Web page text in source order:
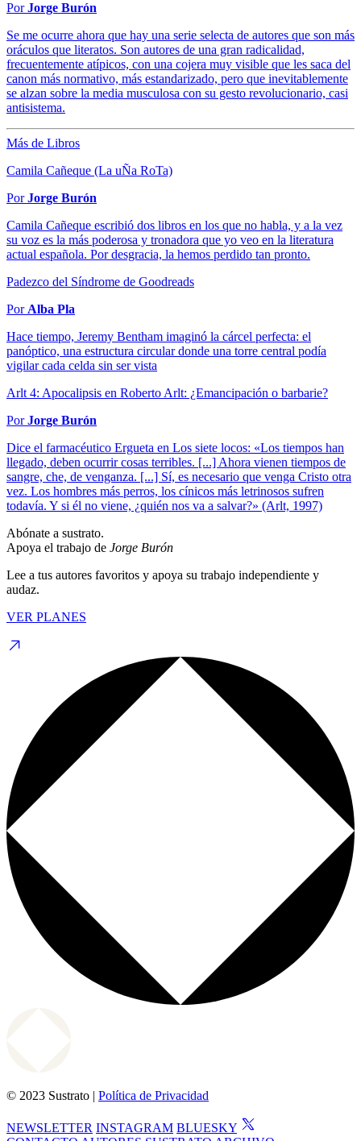
PorJorge Burón
Se me ocurre ahora que hay una serie selecta de autores que son más
oráculos que literatos. Son autores de una gran radicalidad,
frecuentemente atípicos, con una cojera muy visible que les saca del
canon más normativo, más estandarizado, pero que inevitablemente
se alzan sobre la media musculosa con su gesto revolucionario, casi
antisistema.
Más de Libros
Camila Cañeque (La uÑa RoTa)
PorJorge Burón
Camila Cañeque escribió dos libros en los que no habla, y a la vez
su voz es la más poderosa y tronadora que yo veo en la literatura
actual española. Por desgracia, la hemos perdido tan pronto.
Padezco del Síndrome de Goodreads
Por Alba Pla
Hace tiempo, Jeremy Bentham imaginó la cárcel perfecta: el
panóptico, una estructura circular donde una torre central podía
vigilar cada celda sin ser vista
Arlt 4: Apocalipsis en Roberto Arlt: ¿Emancipación o barbarie?
PorJorge Burón
Dice el farmacéutico Ergueta en Los siete locos: «Los tiempos han
llegado, deben ocurrir cosas terribles. [...] Ahora vienen tiempos de
sangre, che, de venganza. [...] Sí, es necesario que venga Cristo otra
vez. Los hombres más perros, los cínicos más letrinosos sufren
todavía. Y si él no viene, ¿quién nos va a salvar?» (Arlt, 1997)
Abónate a sustrato.
Apoya el trabajo de Jorge Burón
Lee a tus autores favoritos y apoya su trabajo independiente y
audaz.
VER PLANES
© 2023 Sustrato | Política de Privacidad
NEWSLETTER INSTAGRAM BLUESKY